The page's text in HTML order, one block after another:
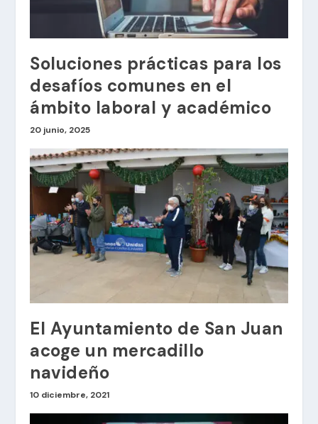
Soluciones prácticas para los
desafíos comunes en el
ámbito laboral y académico
20 junio, 2025
El Ayuntamiento de San Juan
acoge un mercadillo
navideño
10 diciembre, 2021